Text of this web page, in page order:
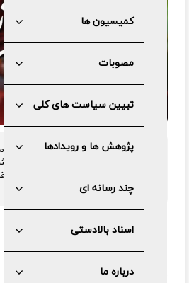
کمیسیون ها
مصوبات
تبیین سیاست های کلی
پژوهش ها و رویدادها
چند رسانه ای
اسناد بالادستی
درباره ما
مجمع تشخیص مصلحت نظام در
اسلامی برای حضور در مراسم بدرقه و
ناو دنا دعوت و اعلام کرد: ملت ایران
را خواهند گرفت.
به گزارش مرکز رسانه و روابط
نظام، متن این پیام به شرح زیر است: